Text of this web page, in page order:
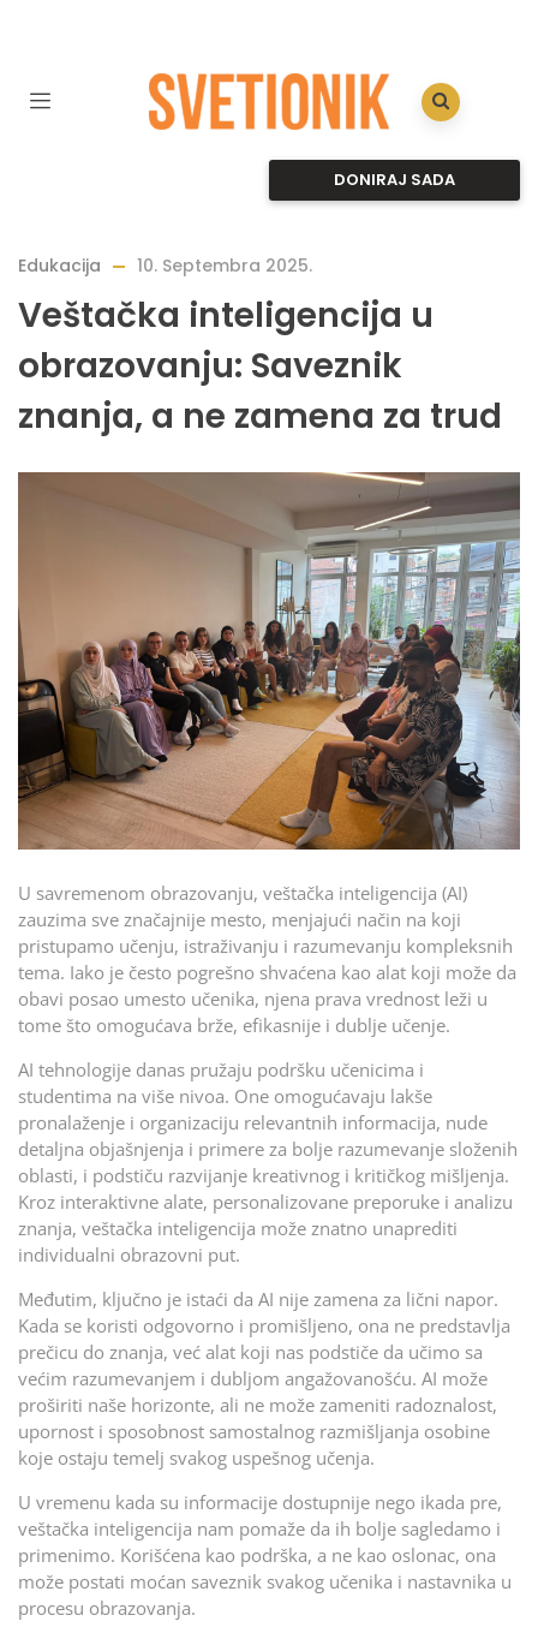
DONIRAJ SADA
Edukacija 10. Septembra 2025.
Veštačka inteligencija u
obrazovanju: Saveznik
znanja, a ne zamena za trud
U savremenom obrazovanju, veštačka inteligencija (AI)
zauzima sve značajnije mesto, menjajući način na koji
pristupamo učenju, istraživanju i razumevanju kompleksnih
tema. Iako je često pogrešno shvaćena kao alat koji može da
obavi posao umesto učenika, njena prava vrednost leži u
tome što omogućava brže, efikasnije i dublje učenje.
AI tehnologije danas pružaju podršku učenicima i
studentima na više nivoa. One omogućavaju lakše
pronalaženje i organizaciju relevantnih informacija, nude
detaljna objašnjenja i primere za bolje razumevanje složenih
oblasti, i podstiču razvijanje kreativnog i kritičkog mišljenja.
Kroz interaktivne alate, personalizovane preporuke i analizu
znanja, veštačka inteligencija može znatno unaprediti
individualni obrazovni put.
Međutim, ključno je istaći da AI nije zamena za lični napor.
Kada se koristi odgovorno i promišljeno, ona ne predstavlja
prečicu do znanja, već alat koji nas podstiče da učimo sa
većim razumevanjem i dubljom angažovanošću. AI može
proširiti naše horizonte, ali ne može zameniti radoznalost,
upornost i sposobnost samostalnog razmišljanja osobine
koje ostaju temelj svakog uspešnog učenja.
U vremenu kada su informacije dostupnije nego ikada pre,
veštačka inteligencija nam pomaže da ih bolje sagledamo i
primenimo. Korišćena kao podrška, a ne kao oslonac, ona
može postati moćan saveznik svakog učenika i nastavnika u
procesu obrazovanja.